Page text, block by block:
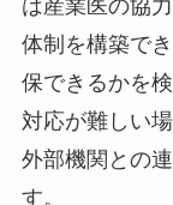
ステップ3：
入先を決定す